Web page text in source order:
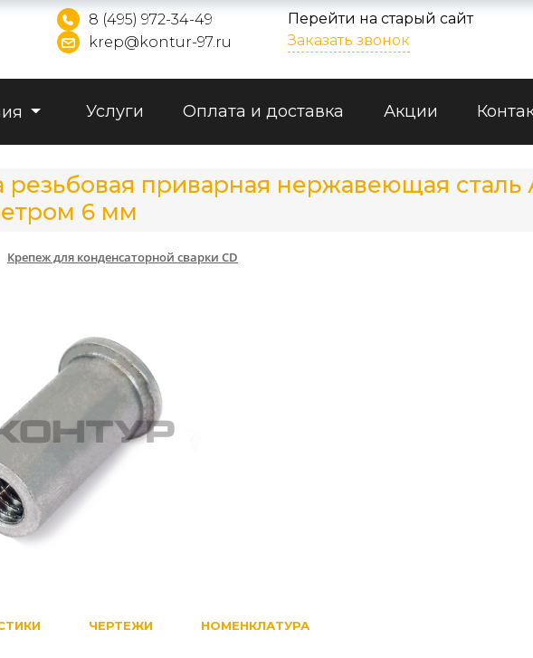
8 (495) 972-34-49
krep@kontur-97.ru
Перейти на старый сайт
Заказать звонок
Услуги Оплата и доставка Акции
резьбовая приварная нержавеющая
6 мм
Крепеж для конденсаторной сварки CD
ЧЕРТЕЖИ НОМЕНКЛАТУРА